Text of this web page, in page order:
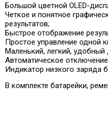
Большой цветной OLED-
Четкое и понятное
результатов;
Быстрое отображение
Простое управление одной
Маленький, легкий, удобный
Автоматическое
Индикатор низкого заряда
В комплекте батарейки,